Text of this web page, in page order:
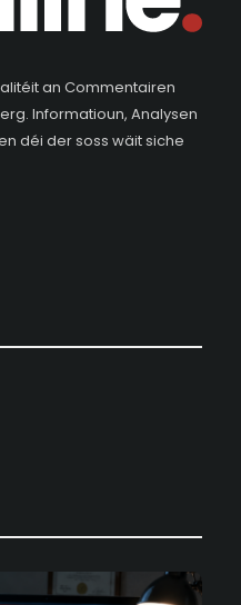
an Commentairen
Informatioun, Analysen
déi der soss wäit siche